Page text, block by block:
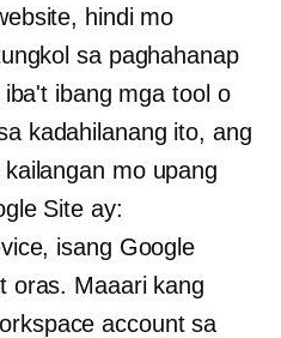
hindi mo
sa paghahanap
ibang mga tool o
kadahilanang ito, ang
mo upang
Site ay:
isang Google
oras. Maaari kang
account sa